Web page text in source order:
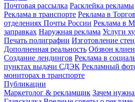
Почтовая рассылка Расклейка рекламы
Реклама в транспорте Реклама в
отделениях Почты России Реклама в
заправках Наружная реклама Услуги
Печать полиграфии Изготовление
Дополненная реальность Обзвон
Создание лендингов Реклама в
пунктах выдачи СДЭК Рекламный
мониторах в транспорте
Публикации
Маркетолог & рекламщик Зачем нужна